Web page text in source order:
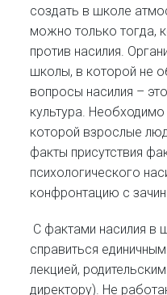
создать в школе
можно только тогда,
против насилия.
школы, в которой не
вопросы насилия –
культура. Необходимо
которой взрослые
факты присутствия
психологического
конфронтацию с
С фактами насилия в
справиться
лекцией,
директору). Не